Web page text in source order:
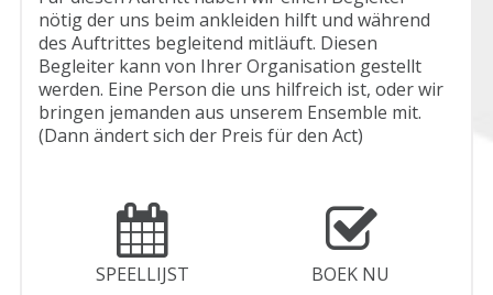
nötig der uns beim ankleiden hilft und während
des Auftrittes begleitend mitläuft. Diesen
Begleiter kann von Ihrer Organisation gestellt
werden. Eine Person die uns hilfreich ist, oder wir
bringen jemanden aus unserem Ensemble mit.
(Dann ändert sich der Preis für den Act)
SPEELLIJST BOEK NU